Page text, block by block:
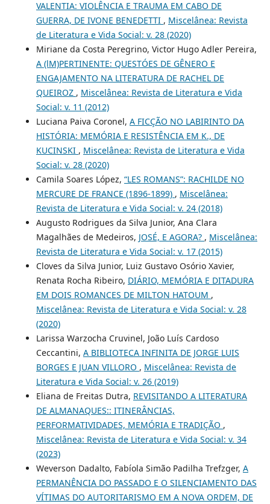
VALENTIA: VIOLÊNCIA E TRAUMA EM CABO DE
GUERRA, DE IVONE BENEDETTI , Miscelânea: Revista
de Literatura e Vida Social: v. 28 (2020)
Miriane da Costa Peregrino, Victor Hugo Adler Pereira,
A (lM)PERTINENTE: QUESTÓES DE GÊNERO E
ENGAJAMENTO NA LITERATURA DE RACHEL DE
QUEIROZ , Miscelânea: Revista de Literatura e Vida
Social: v. 11 (2012)
Luciana Paiva Coronel, A FICÇÃO NO LABIRINTO DA
HISTÓRIA: MEMÓRIA E RESISTÊNCIA EM K., DE
KUCINSKI , Miscelânea: Revista de Literatura e Vida
Social: v. 28 (2020)
Camila Soares López, “LES ROMANS”: RACHILDE NO
MERCURE DE FRANCE (1896-1899) , Miscelânea:
Revista de Literatura e Vida Social: v. 24 (2018)
Augusto Rodrigues da Silva Junior, Ana Clara
Magalhães de Medeiros, JOSÉ, E AGORA? , Miscelânea:
Revista de Literatura e Vida Social: v. 17 (2015)
Cloves da Silva Junior, Luiz Gustavo Osório Xavier,
Renata Rocha Ribeiro, DIÁRIO, MEMÓRIA E DITADURA
EM DOIS ROMANCES DE MILTON HATOUM ,
Miscelânea: Revista de Literatura e Vida Social: v. 28
(2020)
Larissa Warzocha Cruvinel, João Luís Cardoso
Ceccantini, A BIBLIOTECA INFINITA DE JORGE LUIS
BORGES E JUAN VILLORO , Miscelânea: Revista de
Literatura e Vida Social: v. 26 (2019)
Eliana de Freitas Dutra, REVISITANDO A LITERATURA
DE ALMANAQUES:: ITINERÂNCIAS,
PERFORMATIVIDADES, MEMÓRIA E TRADIÇÃO ,
Miscelânea: Revista de Literatura e Vida Social: v. 34
(2023)
Weverson Dadalto, Fabíola Simão Padilha Trefzger, A
PERMANÊNCIA DO PASSADO E O SILENCIAMENTO DAS
VÍTIMAS DO AUTORITARISMO EM A NOVA ORDEM, DE